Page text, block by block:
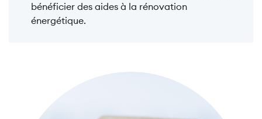
bénéficier des aides à la rénovation
énergétique.